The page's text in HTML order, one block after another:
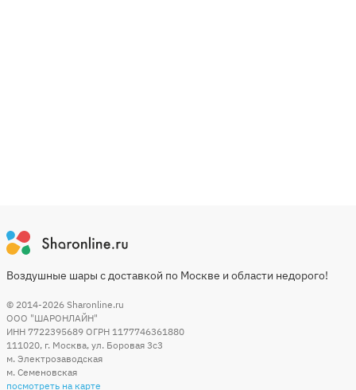
Воздушные шары с доставкой по Москве и области недорого!
© 2014-2026 Sharonline.ru
ООО "ШАРОНЛАЙН"
ИНН 7722395689 ОГРН 1177746361880
111020, г. Москва, ул. Боровая 3c3
м. Электрозаводская
м. Семеновская
посмотреть на карте